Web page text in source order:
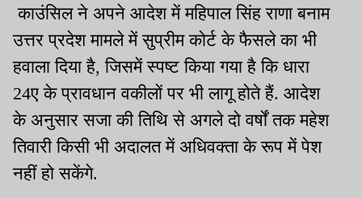
काउंसिल ने अपने आदेश में महिपाल सिंह राणा बनाम
उत्तर प्रदेश मामले में सुप्रीम कोर्ट के फैसले का भी
हवाला दिया है, जिसमें स्पष्ट किया गया है कि धारा
24ए के प्रावधान वकीलों पर भी लागू होते हैं. आदेश
के अनुसार सजा की तिथि से अगले दो वर्षों तक महेश
तिवारी किसी भी अदालत में अधिवक्ता के रूप में पेश
नहीं हो सकेंगे.